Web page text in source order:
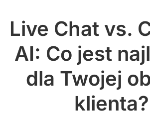
Live Chat vs.
AI: Co jest
dla Twojej
klienta?